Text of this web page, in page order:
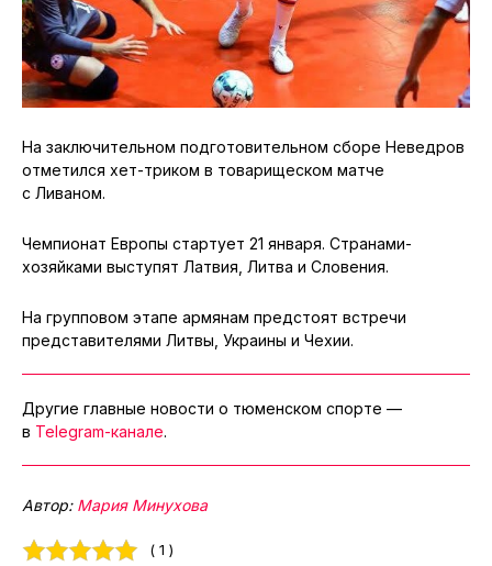
На заключительном подготовительном сборе Неведров
отметился хет-триком в товарищеском матче
с Ливаном.
Чемпионат Европы стартует 21 января. Странами-
хозяйками выступят Латвия, Литва и Словения.
На групповом этапе армянам предстоят встречи
представителями Литвы, Украины и Чехии.
Другие главные новости о тюменском спорте —
в Telegram-канале.
Автор: Мария Минухова
( 1 )